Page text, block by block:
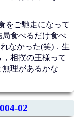
をご馳走になって
局食べるだけ食べ
なかった(笑)．生
相撲の王様って
理があるかな
02